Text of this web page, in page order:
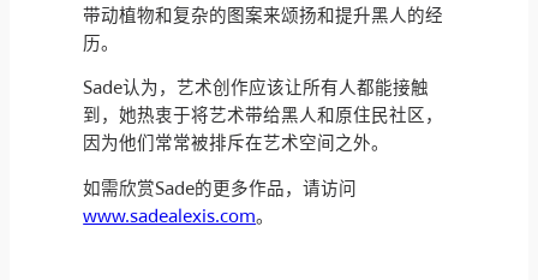
带动植物和复杂的图案来颂扬和提升黑人的经
历。
Sade认为，艺术创作应该让所有人都能接触
到，她热衷于将艺术带给黑人和原住民社区，
因为他们常常被排斥在艺术空间之外。
如需欣赏Sade的更多作品，请访问
www.sadealexis.com。